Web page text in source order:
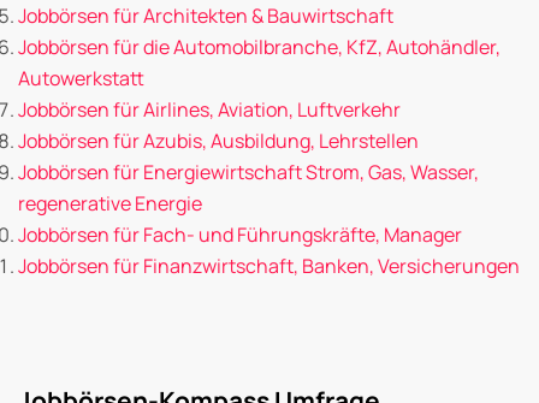
Jobbörsen für Architekten & Bauwirtschaft
Jobbörsen für die Automobilbranche, KfZ, Autohändler,
Autowerkstatt
Jobbörsen für Airlines, Aviation, Luftverkehr
Jobbörsen für Azubis, Ausbildung, Lehrstellen
Jobbörsen für Energiewirtschaft Strom, Gas, Wasser,
regenerative Energie
Jobbörsen für Fach- und Führungskräfte, Manager
Jobbörsen für Finanzwirtschaft, Banken, Versicherungen